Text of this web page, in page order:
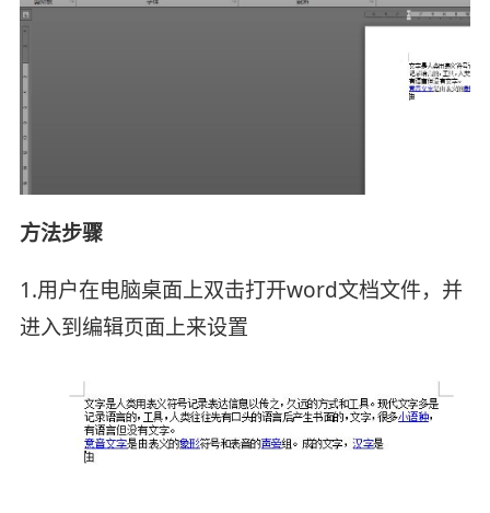
方法步骤
1.用户在电脑桌面上双击打开word文档文件，并
进入到编辑页面上来设置